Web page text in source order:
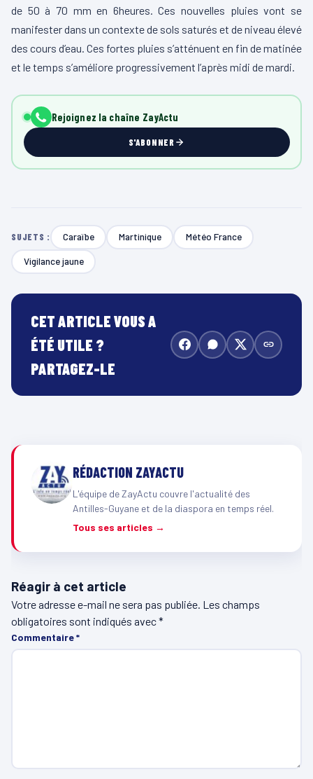
de 50 à 70 mm en 6heures. Ces nouvelles pluies vont se
manifester dans un contexte de sols saturés et de niveau élevé
des cours d’eau. Ces fortes pluies s’atténuent en fin de matinée
et le temps s’améliore progressivement l’après midi de mardi.
Rejoignez la chaîne ZayActu
S'ABONNER
SUJETS : Caraïbe Martinique Météo France
Vigilance jaune
CET ARTICLE VOUS A
ÉTÉ UTILE ?
PARTAGEZ-LE
RÉDACTION ZAYACTU
L'équipe de ZayActu couvre l'actualité des
Antilles-Guyane et de la diaspora en temps réel.
Tous ses articles →
Réagir à cet article
Votre adresse e-mail ne sera pas publiée. Les champs
obligatoires sont indiqués avec*
Commentaire*